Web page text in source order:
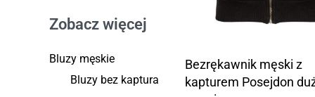
Zobacz więcej
Bluzy męskie
Bluzy bez kaptura
Bezrękawnik męski z
kapturem Posejdon